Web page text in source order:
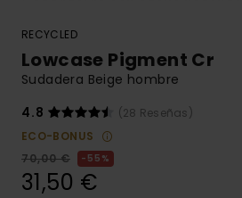
RECYCLED
Lowcase Pigment Cr
Sudadera Beige hombre
4.8
(28 Reseñas)
ECO-BONUS
70,00 €
55%
31,50 €